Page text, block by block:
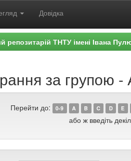
Довідка
репозитарій ТНТУ імені Івана
за групою
Перейти до: 0-9 A B C D E
або ж введіть